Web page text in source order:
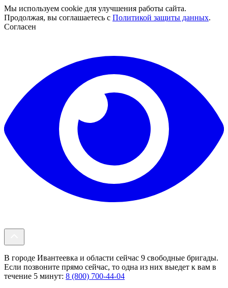
Мы используем cookie для улучшения работы сайта.
Продолжая, вы соглашаетесь с Политикой защиты данных.
Согласен
В городе Ивантеевка и области сейчас 9 свободные бригады.
Если позвоните прямо сейчас, то одна из них выедет к вам в
течение 5 минут: 8 (800) 700-44-04